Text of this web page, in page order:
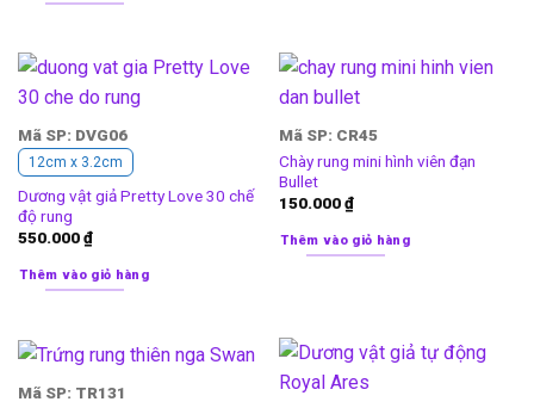
Mã SP: DVG06
12cm x 3.2cm
Dương vật giả Pretty Love 30 chế
độ rung
550.000₫
Thêm vào giỏ hàng
Mã SP: CR45
Chày rung mini hình viên đạn
Bullet
150.000₫
Thêm vào giỏ hàng
Mã SP: TR131